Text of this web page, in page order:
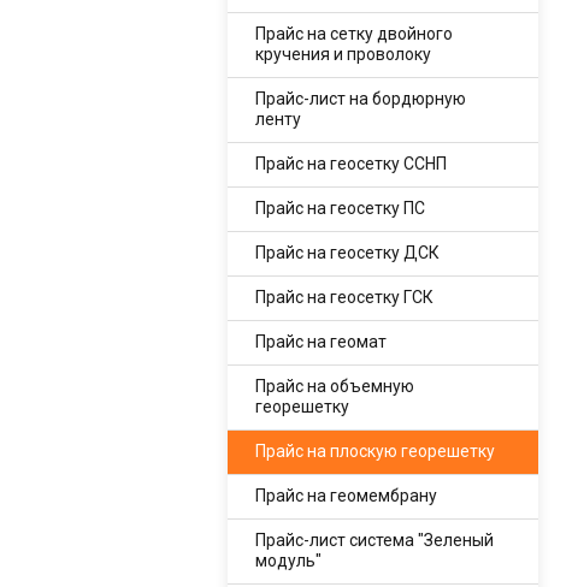
Прайс на сетку двойного
кручения и проволоку
Прайс-лист на бордюрную
ленту
Прайс на геосетку ССНП
Прайс на геосетку ПС
Прайс на геосетку ДСК
Прайс на геосетку ГСК
Прайс на геомат
Прайс на объемную
георешетку
Прайс на плоскую георешетку
Прайс на геомембрану
Прайс-лист система "Зеленый
модуль"